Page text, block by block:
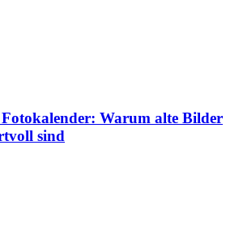
Warum alte Bilder
sind